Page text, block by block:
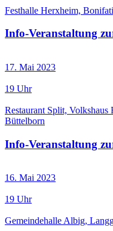
Festhalle Herxheim,
Info-Veranstaltung
17. Mai 2023
19 Uhr
Restaurant Split,
Büttelborn
Info-Veranstaltung
16. Mai 2023
19 Uhr
Gemeindehalle Albig,